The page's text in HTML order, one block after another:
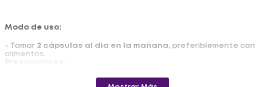
Modo de uso:
- Tomar 2 cápsulas al día en la mañana, preferiblemente con
alimentos.
- Almacenar a temperaturas inferiores a 30?°C.